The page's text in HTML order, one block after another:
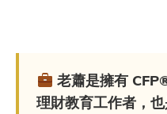
老蕭是擁有
理財教育工作者，